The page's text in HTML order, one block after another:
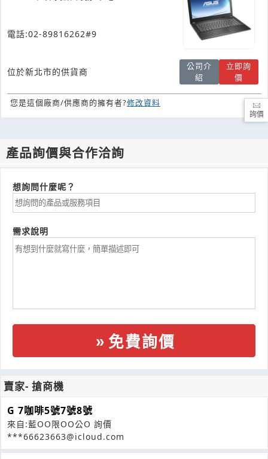
電話:02-89816262#9
位於新北市的供貨商
公司介
紹
立即詢
價
您是這個廠商/供應商的擁有者?修改資料
產品詢價與合作洽詢
想詢問什麼呢？
需求說明
免費詢價
賣家- 搶商機
G 7咖啡5號7號8號
來自:藍OO限OO公O 詢價
***66623663@icloud.com
詢價